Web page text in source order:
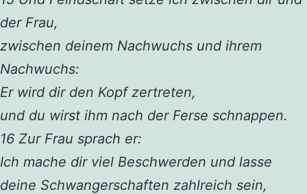
der Frau,
zwischen deinem Nachwuchs und ihrem
Nachwuchs:
Er wird dir den Kopf zertreten,
und du wirst ihm nach der Ferse schnappen.
16 Zur Frau sprach er:
Ich mache dir viel Beschwerden und lasse
deine Schwangerschaften zahlreich sein,